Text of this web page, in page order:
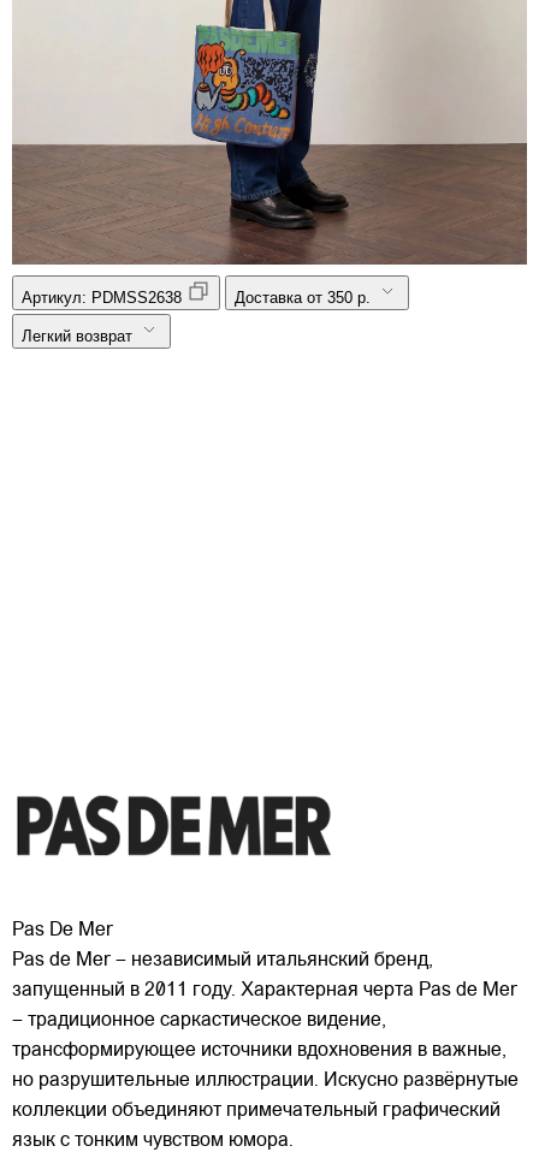
Артикул: PDMSS2638 Доставка от 350 р.
Легкий возврат
Pas De Mer
Pas de Mer – независимый итальянский бренд,
запущенный в 2011 году. Характерная черта Pas de Mer
– традиционное саркастическое видение,
трансформирующее источники вдохновения в важные,
но разрушительные иллюстрации. Искусно развёрнутые
коллекции объединяют примечательный графический
язык с тонким чувством юмора.